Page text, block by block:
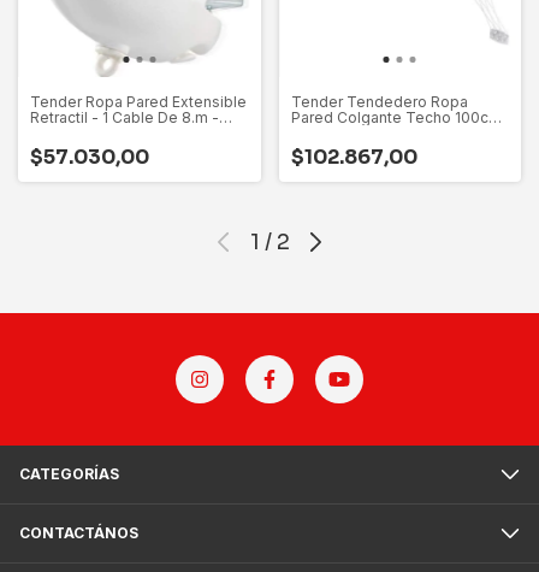
Tender Ropa Pared Extensible
Retractil - 1 Cable De 8.m -
Intemperie - Tenemos Stock
$57.030,00
Tender Tendedero Ropa
Pared Colgante Techo 100cm
Pared O Techo - Muy
Resistente - Hay Stock
$102.867,00
1 / 2
CATEGORÍAS
CONTACTÁNOS